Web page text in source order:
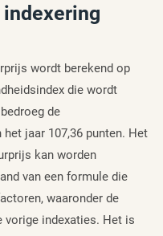
wordt berekend op
die wordt
de
jaar 107,36 punten. Het
kan worden
van een formule die
waaronder de
vorige indexaties. Het is